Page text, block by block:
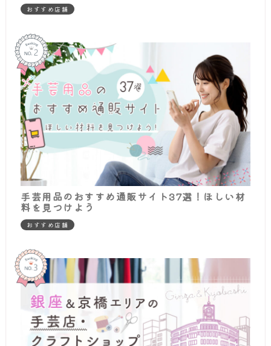
おすすめ店舗
手芸用品のおすすめ通販サイト37選！ほしい材
料を見つけよう
おすすめ店舗